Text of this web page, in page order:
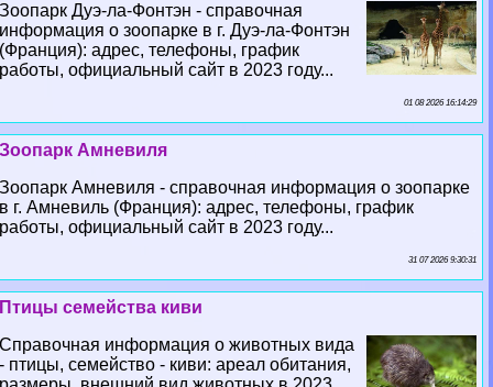
Зоопарк Дуэ-ла-Фонтэн - справочная
информация о зоопарке в г. Дуэ-ла-Фонтэн
(Франция): адрес, телефоны, график
работы, официальный сайт в 2023 году...
01 08 2026 16:14:29
Зоопарк Амневиля
Зоопарк Амневиля - справочная информация о зоопарке
в г. Амневиль (Франция): адрес, телефоны, график
работы, официальный сайт в 2023 году...
31 07 2026 9:30:31
Птицы семейства киви
Справочная информация о животных вида
- птицы, семейство - киви: ареал обитания,